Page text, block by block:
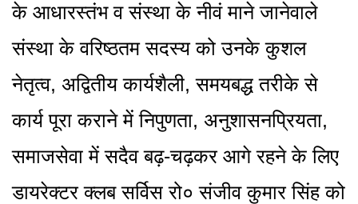
के आधारस्तंभ व संस्था के नीवं माने जानेवाले
संस्था के वरिष्ठतम सदस्य को उनके कुशल
नेतृत्व, अद्वितीय कार्यशैली, समयबद्ध तरीके से
कार्य पूरा कराने में निपुणता, अनुशासनप्रियता,
समाजसेवा में सदैव बढ़-चढ़कर आगे रहने के लिए
डायरेक्टर क्लब सर्विस रो० संजीव कुमार सिंह को